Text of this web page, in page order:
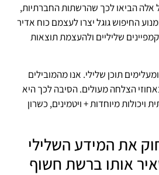
אלה הביאו לכך שהרשתות החברתיות,
החיפוש גוגל יצרו לעצמם כוח אדיר
שליליים ולהעצמת תוצאות
תוכן שלילי. אנו מהמובילים
הצלחה מעולים. הסיבה לכך היא
מיוחדות + ויטמינים, כשרון
את המידע השלילי
אותו ברשת חשוף